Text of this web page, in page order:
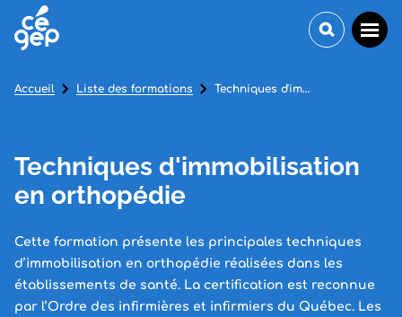
Techniques d'immobilisation
en orthopédie
Cette formation présente les principales techniques
d’immobilisation en orthopédie réalisées dans les
établissements de santé. La certification est reconnue
par l’Ordre des infirmières et infirmiers du Québec. Les
Accueil Liste des formations Techniques d'immobilisation en orthopédie